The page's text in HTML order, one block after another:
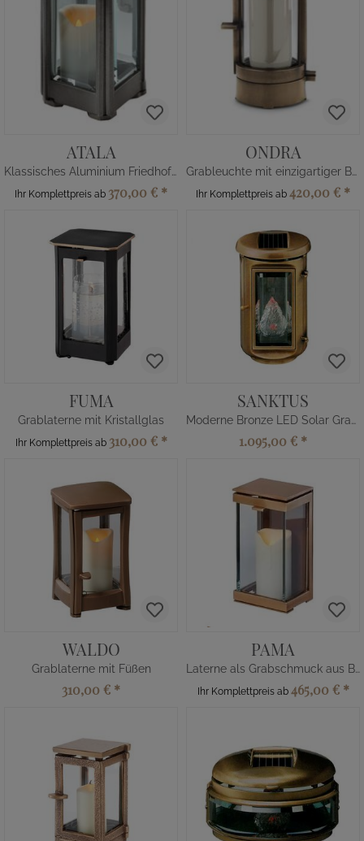
ATALA
Klassisches Aluminium Friedhofslicht grau
Ihr Komplettpreis ab 370,00 € *
ONDRA
Grableuchte mit einzigartiger Bronze Patina
Ihr Komplettpreis ab 420,00 € *
FUMA
Grablaterne mit Kristallglas
Ihr Komplettpreis ab 310,00 € *
SANKTUS
Moderne Bronze LED Solar Grablampe
1.095,00 € *
WALDO
Grablaterne mit Füßen
310,00 € *
PAMA
Laterne als Grabschmuck aus Bronze
Ihr Komplettpreis ab 465,00 € *